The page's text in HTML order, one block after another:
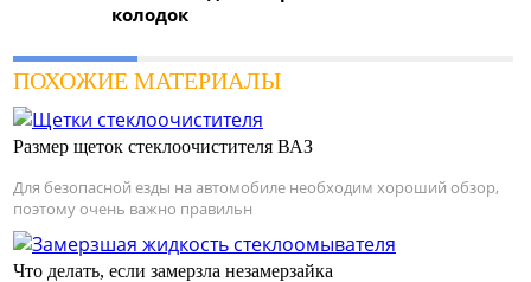
колодок
ПОХОЖИЕ МАТЕРИАЛЫ
Размер щеток стеклоочистителя ВАЗ
Для безопасной езды на автомобиле необходим хороший обзор,
поэтому очень важно правильн
Что делать, если замерзла незамерзайка